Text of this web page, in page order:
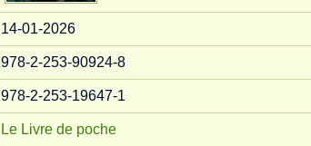
14-01-2026
978-2-253-90924-8
978-2-253-19647-1
Le Livre de poche